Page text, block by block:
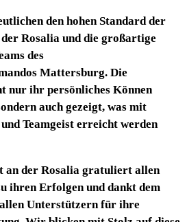
den hohen Standard der
Rosalia und die großartige
des
Mattersburg. Die
nur ihr persönliches Können
auch gezeigt, was mit
Teamgeist erreicht werden
an der Rosalia gratuliert allen
ihren Erfolgen und dankt dem
Unterstützern für ihre